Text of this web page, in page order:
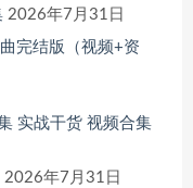
2026年7月31日
完结版（视频+资
实战干货 视频合集
2026年7月31日